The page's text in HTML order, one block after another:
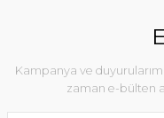
Kampanya ve
zaman e-bülten